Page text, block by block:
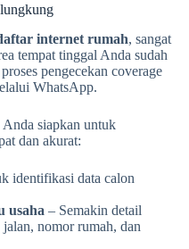
internet rumah, sangat
tempat tinggal Anda sudah
pengecekan coverage
WhatsApp.
siapkan untuk
dan akurat:
identifikasi data calon
usaha – Semakin detail
nomor rumah, dan